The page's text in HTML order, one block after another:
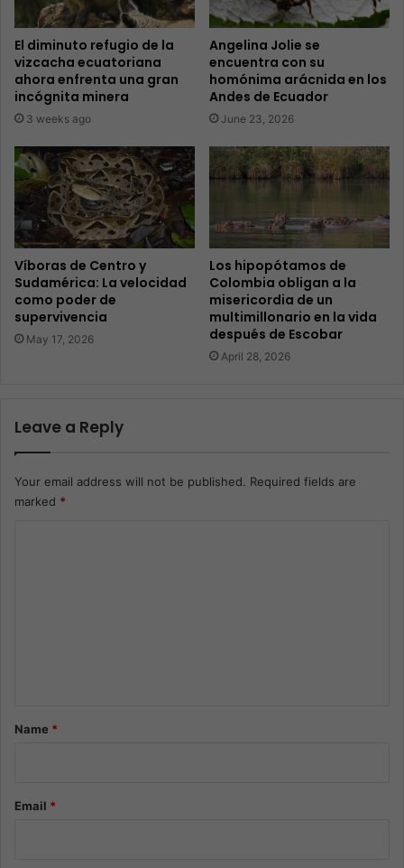
El diminuto refugio de la
vizcacha ecuatoriana
ahora enfrenta una gran
incógnita minera
3 weeks ago
Angelina Jolie se
encuentra con su
homónima arácnida en los
Andes de Ecuador
June 23, 2026
Víboras de Centro y
Sudamérica: La velocidad
como poder de
supervivencia
May 17, 2026
Los hipopótamos de
Colombia obligan a la
misericordia de un
multimillonario en la vida
después de Escobar
April 28, 2026
Leave a Reply
Your email address will not be published. Required fields are
marked *
*Name *
Email *